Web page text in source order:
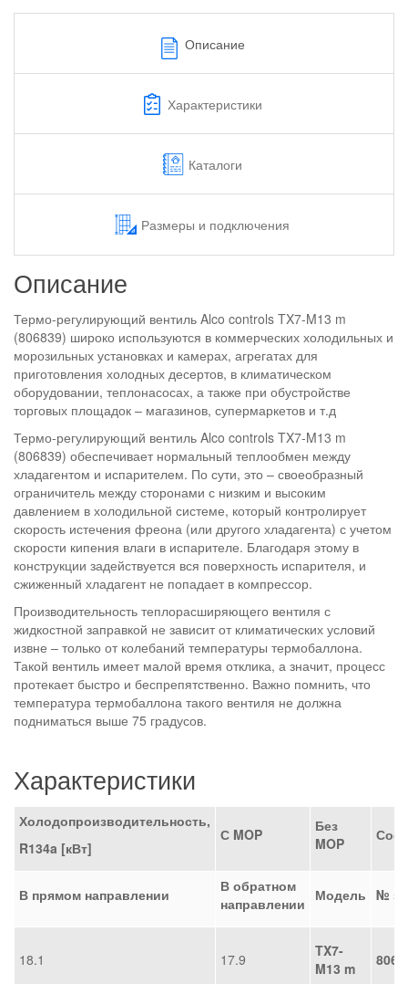
Описание
Характеристики
Каталоги
Размеры и подключения
Описание
Термо-регулирующий вентиль Alco controls TX7-M13 m
(806839) широко используются в коммерческих холодильных и
морозильных установках и камерах, агрегатах для
приготовления холодных десертов, в климатическом
оборудовании, теплонасосах, а также при обустройстве
торговых площадок – магазинов, супермаркетов и т.д
Термо-регулирующий вентиль Alco controls TX7-M13 m
(806839) обеспечивает нормальный теплообмен между
хладагентом и испарителем. По сути, это – своеобразный
ограничитель между сторонами с низким и высоким
давлением в холодильной системе, который контролирует
скорость истечения фреона (или другого хладагента) с учетом
скорости кипения влаги в испарителе. Благодаря этому в
конструкции задействуется вся поверхность испарителя, и
сжиженный хладагент не попадает в компрессор.
Производительность теплорасширяющего вентиля с
жидкостной заправкой не зависит от климатических условий
извне – только от колебаний температуры термобаллона.
Такой вентиль имеет малой время отклика, а значит, процесс
протекает быстро и беспрепятственно. Важно помнить, что
температура термобаллона такого вентиля не должна
подниматься выше 75 градусов.
Характеристики
Холодопроизводительность,
R134a [кВт]
С MOP
Без
MOP
В прямом направлении
В обратном
направлении
Модель №
18.1 17.9
TX7-
M13 m